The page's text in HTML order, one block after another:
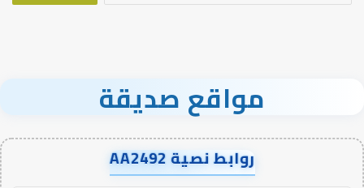
مواقع صديقة
روابط نصية AA2492